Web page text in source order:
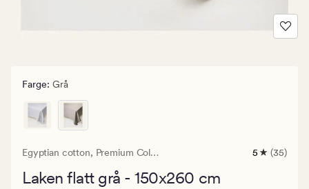
Farge: Grå
Egyptian cotton, Premium Collection
35
5 (35)
Laken flatt grå - 150x260 cm